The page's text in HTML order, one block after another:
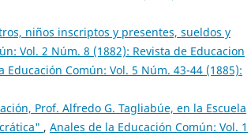
niños inscriptos y presentes, sueldos y
Vol. 2 Núm. 8 (1882): Revista de Educacion
Educación Común: Vol. 5 Núm. 43-44 (1885):
Prof. Alfredo G. Tagliabúe, en la Escuela
, Anales de la Educación Común: Vol. 1